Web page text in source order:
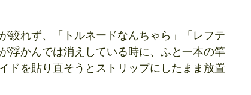
絞れず、「トルネードなんちゃら」「レフテ
浮かんでは消えしている時に、ふと一本の竿
ドを貼り直そうとストリップにしたまま放置